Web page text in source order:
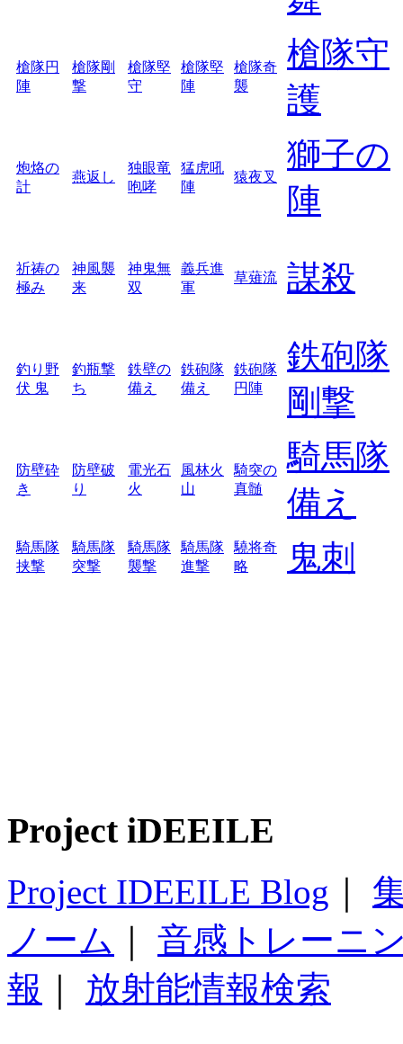
槍隊円
陣
槍隊剛
撃
槍隊堅
守
槍隊堅
陣
槍隊奇
襲
槍隊守
護
炮烙の
計
燕返し
独眼竜
咆哮
猛虎吼
陣
猿夜叉
獅子の
陣
祈祷の
極み
神風襲
来
神鬼無
双
義兵進
軍
草薙流 謀殺
釣り野
伏 鬼
釣瓶撃
ち
鉄壁の
備え
鉄砲隊
備え
鉄砲隊
円陣
鉄砲隊
剛撃
防壁砕
き
防壁破
り
電光石
火
風林火
山
騎突の
真髄
騎馬隊
備え
騎馬隊
挟撃
騎馬隊
突撃
騎馬隊
襲撃
騎馬隊
進撃
驍将奇
略
鬼刺
Project iDEEILE
Project IDEEILE Blog
ノーム
音感トレーニ
報
放射能情報検索